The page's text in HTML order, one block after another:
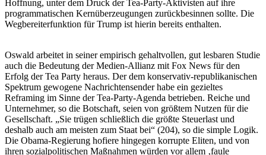
Hoffnung, unter dem Druck der Tea-Party-Aktivisten auf ihre
programmatischen Kernüberzeugungen zurückbesinnen sollte. Die
Wegbereiterfunktion für Trump ist hierin bereits enthalten.
Oswald arbeitet in seiner empirisch gehaltvollen, gut lesbaren Studie
auch die Bedeutung der Medien-Allianz mit Fox News für den
Erfolg der Tea Party heraus. Der dem konservativ-republikanischen
Spektrum gewogene Nachrichtensender habe ein gezieltes
Reframing im Sinne der Tea-Party-Agenda betrieben. Reiche und
Unternehmer, so die Botschaft, seien von größtem Nutzen für die
Gesellschaft. „Sie trügen schließlich die größte Steuerlast und
deshalb auch am meisten zum Staat bei“ (204), so die simple Logik.
Die Obama-Regierung hofiere hingegen korrupte Eliten, und von
ihren sozialpolitischen Maßnahmen würden vor allem ‚faule